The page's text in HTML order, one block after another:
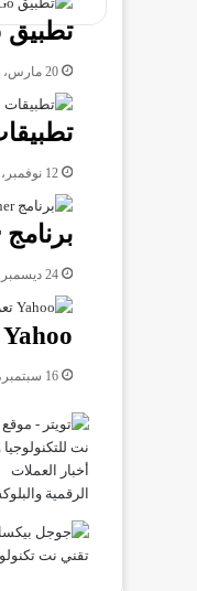
تطبيق Camera Go لمكالمات الفيديو لأصحاب الهواتف القديمة
20 مارس، 2020
12 نوفمبر، 2019
برنامج Adwcleaner للتخلص من البرامج الإعلانية
24 ديسمبر، 2019
Yahoo تعرض شراء المتجر الإلكتروني Zozo
16 سبتمبر، 2019